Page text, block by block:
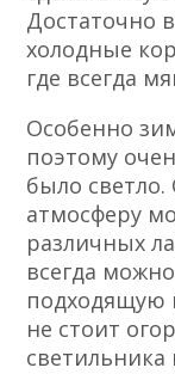
Достаточно
холодные
где всегда
Особенно
поэтому
было
атмосферу
различных
всегда
подходящую
не стоит
светильника